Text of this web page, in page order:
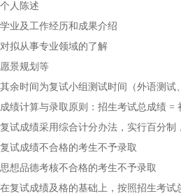
个人陈述
学业及工作经历和成果介绍
对拟从事专业领域的了解
愿景规划等
其余时间为复试小组测试时间（外语测
成绩计算与录取原则：招生考试总成绩 =
复试成绩采用综合计分办法，实行百分制
复试成绩不合格的考生不予录取
思想品德考核不合格的考生不予录取
在复试成绩及格的基础上，按照招生考试